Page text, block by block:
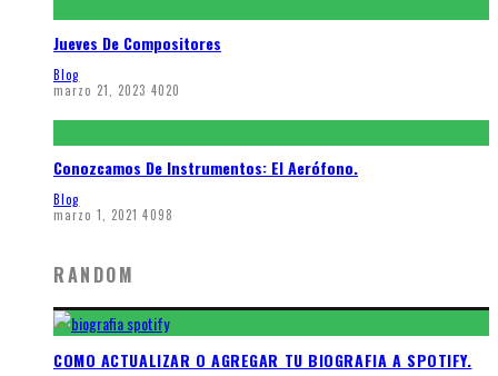
Jueves De Compositores
Blog
marzo 21, 2023 4020
Conozcamos De Instrumentos: El Aerófono.
Blog
marzo 1, 2021 4098
RANDOM
COMO ACTUALIZAR O AGREGAR TU BIOGRAFIA A SPOTIFY.